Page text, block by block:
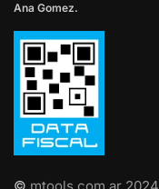
Ana Gomez.